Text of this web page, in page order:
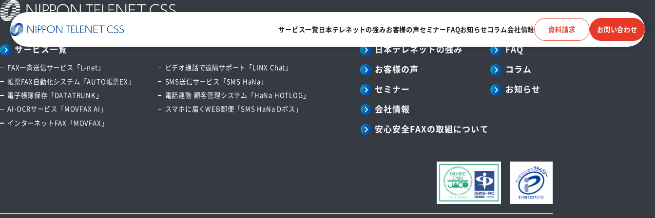
サービス一覧日本テレネットの強みお客様の声セミナーFAQお知らせコラム会社情報 資料請求 お問い合わせ
一覧で詳細を見る
使いやすい
SMS送信サービス
スマホに届く
SMSを送るだけで
電話連動
顧客管理システム
サービス一覧
FAX一斉送信サービス「L-net」
帳票FAX自動化システム「AUTO帳票EX」
電子帳簿保存「DATATRUNK」
AI-OCRサービス「MOVFAX AI」
インターネットFAX「MOVFAX」
ビデオ通話で遠隔サポート「LINX Chat」
SMS送信サービス「SMS HaNa」
電話連動 顧客管理システム「HaNa HOTLOG」
スマホに届くWEB郵便「SMS HaNa Dポス」
日本テレネットの強み
お客様の声
セミナー
FAQ
コラム
お知らせ
会社情報
安心安全FAXの取組について